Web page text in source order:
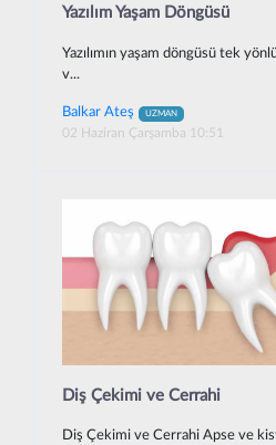
Yazılım Yaşam Döngüsü
Yazılımın yaşam döngüsü tek
v...
Balkar Ateş UZMAN
02 Haziran Çarşamba 10:51
Diş Çekimi ve Cerrahi
Diş Çekimi ve Cerrahi Apse ve